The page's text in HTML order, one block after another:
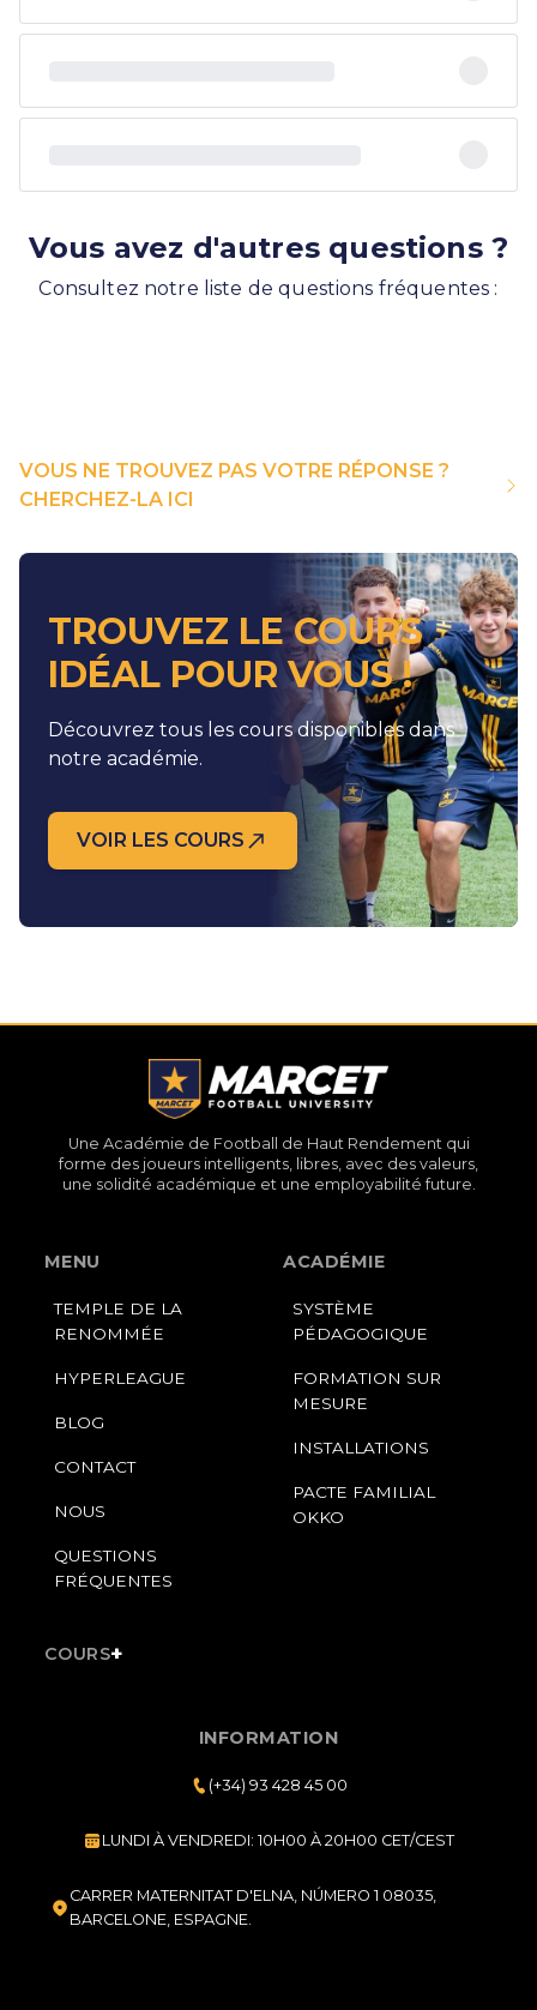
Vous avez d'autres questions ?
Consultez notre liste de questions fréquentes :
VOUS NE TROUVEZ PAS VOTRE RÉPONSE ?
CHERCHEZ-LA ICI
TROUVEZ LE COURS
IDÉAL POUR VOUS !
Découvrez tous les cours disponibles dans
notre académie.
VOIR LES COURS
Une Académie de Football de Haut Rendement qui
forme des joueurs intelligents, libres, avec des valeurs,
une solidité académique et une employabilité future.
MENU
TEMPLE DE LA
RENOMMÉE
HYPERLEAGUE
BLOG
CONTACT
NOUS
QUESTIONS
FRÉQUENTES
ACADÉMIE
SYSTÈME
PÉDAGOGIQUE
FORMATION SUR
MESURE
INSTALLATIONS
PACTE FAMILIAL
OKKO
COURS+
INFORMATION
(+34) 93 428 45 00
LUNDI À VENDREDI: 10H00 À 20H00 CET/CEST
CARRER MATERNITAT D'ELNA, NÚMERO 1 08035,
BARCELONE, ESPAGNE.